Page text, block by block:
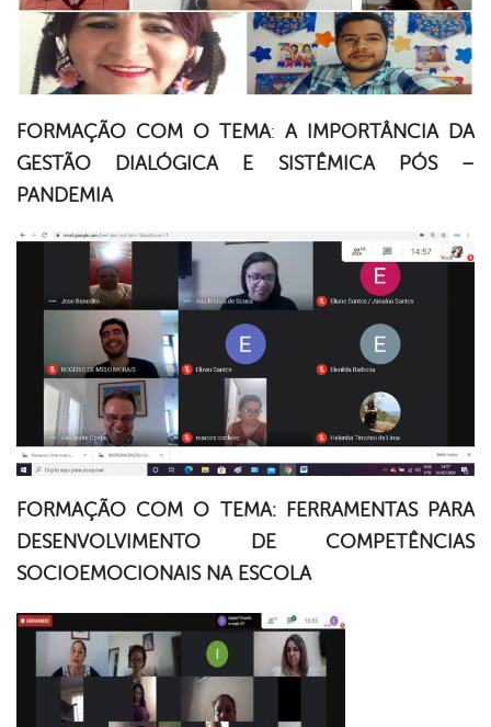
FORMAÇÃO COM O TEMA: A IMPORTÂNCIA DA
GESTÃO DIALÓGICA E SISTÊMICA PÓS –
PANDEMIA
FORMAÇÃO COM O TEMA: FERRAMENTAS PARA
DESENVOLVIMENTO DE COMPETÊNCIAS
SOCIOEMOCIONAIS NA ESCOLA